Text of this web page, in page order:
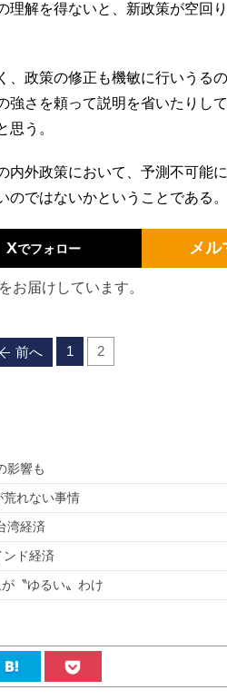
理解を得ないと、新政策が空回
政策の修正も機敏に行いうる
強さを頼って説明を省いたりし
思う。
外政策において、予測不可能
ではないかということである。
Xでフォロー メル
お届けしています。
前へ 1 2
影響も
荒れない事情
湾経済
ド経済
〝ゆるい〟わけ